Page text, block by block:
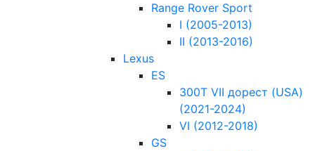
Range Rover Sport
I (2005-2013)
II (2013-2016)
Lexus
ES
300T VII дорест (USA)
(2021-2024)
VI (2012-2018)
GS